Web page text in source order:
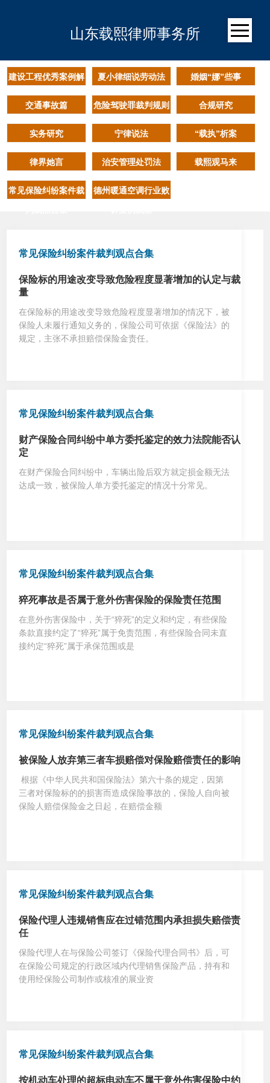
山东载熙律师事务所
建设工程优秀案例解
析
夏小律细说劳动法 婚姻“娜”些事
交通事故篇
危险驾驶罪裁判规则
篇
合规研究
实务研究 宁律说法 “载执”析案
律界她言 治安管理处罚法 载熙观马来
常见保险纠纷案件裁
德州暖通空调行业败
常见保险纠纷案件裁判观点合集
保险标的用途改变导致危险程度显著增加的认定与裁
量
在保险标的用途改变导致危险程度显著增加的情况下，被
保险人未履行通知义务的，保险公司可依据《保险法》的
规定，主张不承担赔偿保险金责任。
常见保险纠纷案件裁判观点合集
财产保险合同纠纷中单方委托鉴定的效力法院能否认
定
在财产保险合同纠纷中，车辆出险后双方就定损金额无法
达成一致，被保险人单方委托鉴定的情况十分常见。
常见保险纠纷案件裁判观点合集
猝死事故是否属于意外伤害保险的保险责任范围
在意外伤害保险中，关于“猝死”的定义和约定，有些保险
条款直接约定了“猝死”属于免责范围，有些保险合同未直
接约定“猝死”属于承保范围或是
常见保险纠纷案件裁判观点合集
被保险人放弃第三者车损赔偿对保险赔偿责任的影响
根据《中华人民共和国保险法》第六十条的规定，因第
三者对保险标的的损害而造成保险事故的，保险人自向被
保险人赔偿保险金之日起，在赔偿金额
常见保险纠纷案件裁判观点合集
保险代理人违规销售应在过错范围内承担损失赔偿责
任
保险代理人在与保险公司签订《保险代理合同书》后，可
在保险公司规定的行政区域内代理销售保险产品，持有和
使用经保险公司制作或核准的展业资
常见保险纠纷案件裁判观点合集
按机动车处理的超标电动车不属于意外伤害保险中约